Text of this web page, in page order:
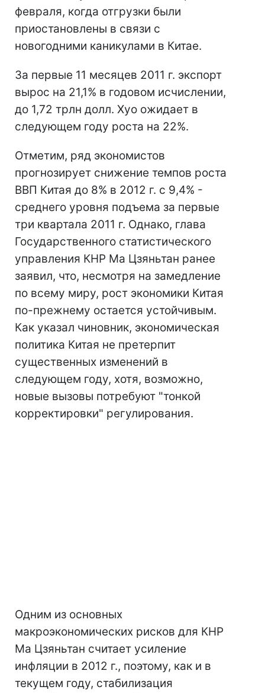
февраля, когда отгрузки были
приостановлены в связи с
новогодними каникулами в Китае.
За первые 11 месяцев 2011 г. экспорт
вырос на 21,1% в годовом исчислении,
до 1,72 трлн долл. Хуо ожидает в
следующем году роста на 22%.
Отметим, ряд экономистов
прогнозирует снижение темпов роста
ВВП Китая до 8% в 2012 г. с 9,4% -
среднего уровня подъема за первые
три квартала 2011 г. Однако, глава
Государственного статистического
управления КНР Ма Цзяньтан ранее
заявил, что, несмотря на замедление
по всему миру, рост экономики Китая
по-прежнему остается устойчивым.
Как указал чиновник, экономическая
политика Китая не претерпит
существенных изменений в
следующем году, хотя, возможно,
новые вызовы потребуют "тонкой
корректировки" регулирования.
Одним из основных
макроэкономических рисков для КНР
Ма Цзяньтан считает усиление
инфляции в 2012 г., поэтому, как и в
текущем году, стабилизация